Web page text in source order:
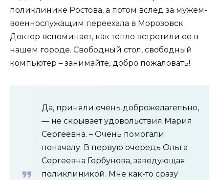
поликлинике Ростова, а потом вслед за мужем-
военнослужащим переехала в Морозовск.
Доктор вспоминает, как тепло встретили ее в
нашем городе. Свободный стол, свободный
компьютер – занимайте, добро пожаловать!
Да, приняли очень доброжелательно,
— не скрывает удовольствия Мария
Сергеевна. – Очень помогали
поначалу. В первую очередь Ольга
Сергеевна Горбунова, заведующая
поликлиникой. Мне как-то сразу